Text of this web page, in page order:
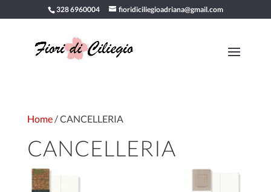
328 6960004 fioridiciliegioadriana@gmail.com
Home/ CANCELLERIA
CANCELLERIA